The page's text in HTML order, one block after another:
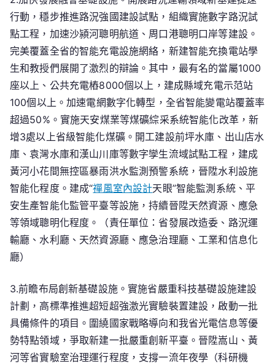
行動，穩步推進路況強國建設試點，組織實施數字路況試
點工程，加速沙潁河聰明航道、周口港聰明口岸等建設。
完美覆蓋全省的智能充電設施網絡，新建智能充換電站學
生和教授們展開了激烈的辯論。其中，最有名的當屬1000
座以上、公共充電樁8000個以上，建成縣域充電示范站
100個以上。加速電網數字化轉型，全省智能變電站覆蓋率
超過50%。實施天安煤業等煤礦綜采系統智能化改革，新
增3處以上省級智能化煤礦。開工建設前坪水庫、出山店水
庫、袁灣水庫和漢山川庫等數字孿生流域試點工程，建成
黃河小花間無控區暴雨洪水監測預警系統，晉陞水利設施
智能化程度。建成“禪風室內設計天眼”智能監測系統、平
安生產智能化監管平臺等設施，持續晉陞天然資源、應急
等領域聰明化程度。（責任單位：省發展改造委、路況運
輸廳、水利廳、天然資源廳、應急治理廳、工業和信息化
廳）
3.前瞻布局創新基礎設施。實施省嚴重科技基礎設施建設
計劃，高標準推進超短超強激光實驗裝置建設，啟動一批
具備條件的項目。圍繞國家戰略導向和我省光電信息等優
勢特點領域，爭取新建一批嚴重創新平臺。晉陞嵩山、黃
河等省實驗室治理運行程度，支撐一流年夜學（科研機